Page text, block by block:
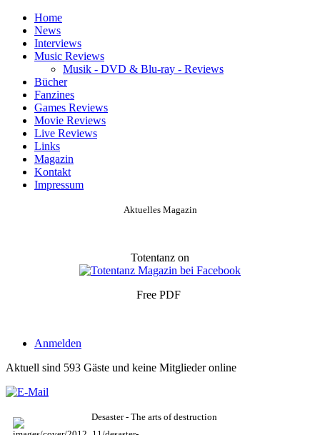
Home
News
Interviews
Music Reviews
Musik - DVD & Blu-ray - Reviews
Bücher
Fanzines
Games Reviews
Movie Reviews
Live Reviews
Links
Magazin
Kontakt
Impressum
Aktuelles Magazin
Totentanz on
Free PDF
Anmelden
Aktuell sind 593 Gäste und keine Mitglieder online
Desaster - The arts of destruction